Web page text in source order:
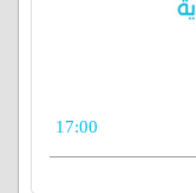
17:00